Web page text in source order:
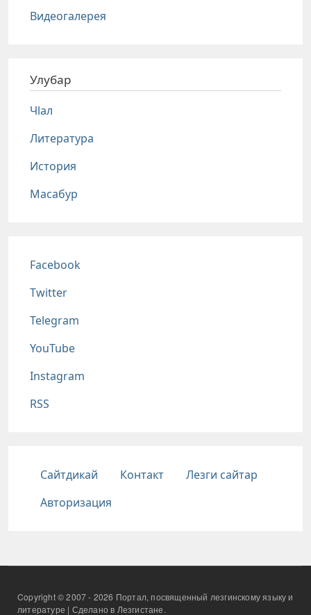
Видеогалерея
Улубар
Чlал
Литература
История
Масабур
Соц сети
Facebook
Twitter
Telegram
YouTube
Instagram
RSS
Подвал
Сайтдикай Контакт
Лезги сайтар
Авторизация
Copyright © 2007 - 2026 Портал, посвященный лезгинскому языку и
литературе | Сделано в Лезгистане.